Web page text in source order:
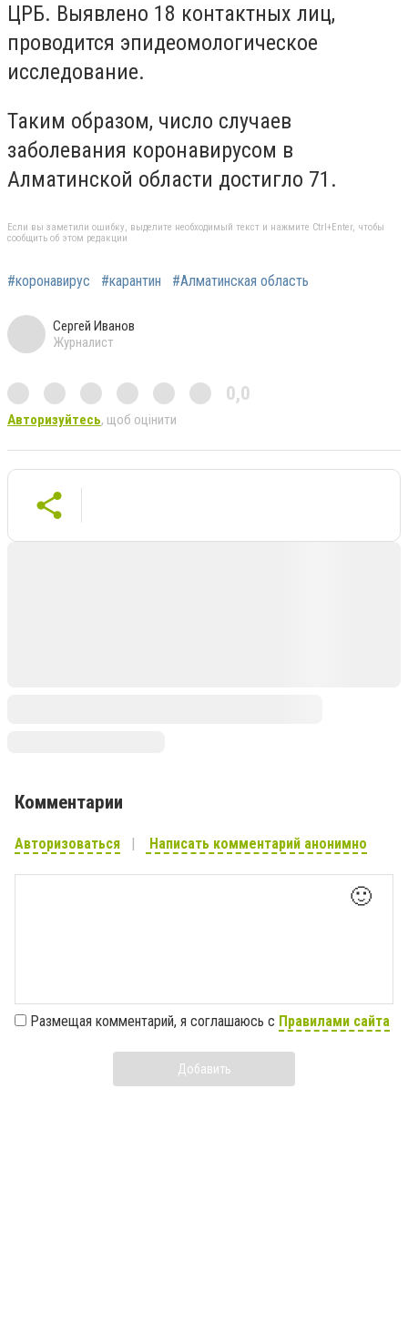
ЦРБ. Выявлено 18 контактных лиц,
проводится эпидеомологическое
исследование.
Таким образом, число случаев
заболевания коронавирусом в
Алматинской области достигло 71.
Если вы заметили ошибку, выделите необходимый текст и нажмите Ctrl+Enter, чтобы
сообщить об этом редакции
#коронавирус #карантин #Алматинская область
Сергей Иванов
Журналист
0,0
Авторизуйтесь, щоб оцінити
Комментарии
Авторизоваться Написать комментарий анонимно
🙂
Размещая комментарий, я соглашаюсь с Правилами сайта
Добавить